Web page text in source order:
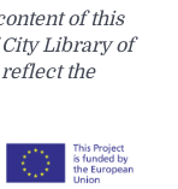
of this
Library of
the